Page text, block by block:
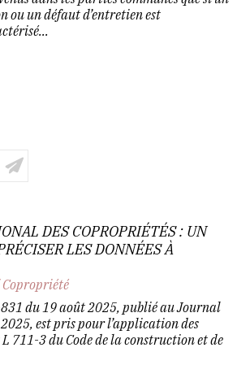
ou un défaut d’entretien est
DES COPROPRIÉTÉS : UN
LES DONNÉES À
Copropriété
du 19 août 2025, publié au Journal
est pris pour l’application des
711-3 du Code de la construction et de